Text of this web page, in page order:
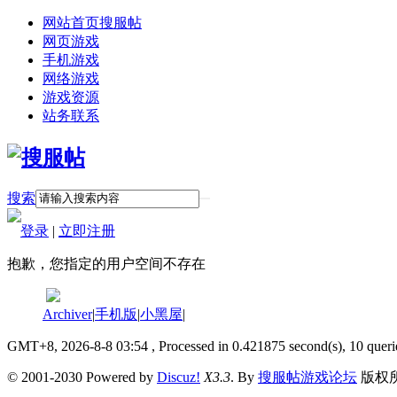
网站首页搜服帖
网页游戏
手机游戏
网络游戏
游戏资源
站务联系
搜索
登录 | 立即注册
抱歉，您指定的用户空间不存在
Archiver|手机版|小黑屋|
GMT+8, 2026-8-8 03:54 , Processed in 0.421875 second(s), 10
© 2001-2030 Powered by Discuz! X3.3. By 搜服帖游戏论坛 版权